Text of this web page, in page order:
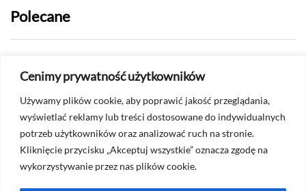
Cenimy prywatność użytkowników
Używamy plików cookie, aby poprawić jakość przeglądania,
wyświetlać reklamy lub treści dostosowane do indywidualnych
potrzeb użytkowników oraz analizować ruch na stronie.
Kliknięcie przycisku „Akceptuj wszystkie” oznacza zgodę na
wykorzystywanie przez nas plików cookie.
Polecane
Jak sprawdzić, czy ktoś mnie
ograniczył na Messengerze?
Czy na Whatsapp widać screenshoty?